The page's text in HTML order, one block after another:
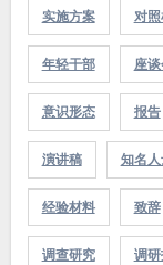
实施方案 对
年轻干部 座
意识形态 报告
演讲稿 知名人
经验材料 致辞
调查研究 调